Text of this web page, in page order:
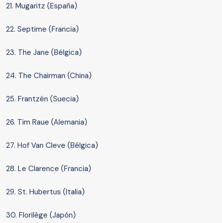
21. Mugaritz (España)
22. Septime (Francia)
23. The Jane (Bélgica)
24. The Chairman (China)
25. Frantzén (Suecia)
26. Tim Raue (Alemania)
27. Hof Van Cleve (Bélgica)
28. Le Clarence (Francia)
29. St. Hubertus (Italia)
30. Florilège (Japón)